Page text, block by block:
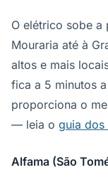
O elétrico sobe a
Mouraria até à
altos e mais
fica a 5 minutos
proporciona o
— leia o guia dos
Alfama (São